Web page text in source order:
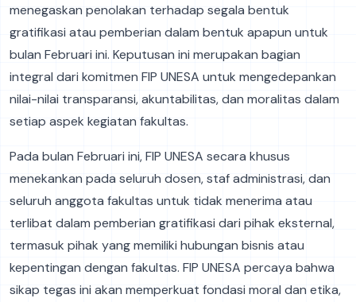
menegaskan penolakan terhadap segala bentuk
gratifikasi atau pemberian dalam bentuk apapun untuk
bulan Februari ini. Keputusan ini merupakan bagian
integral dari komitmen FIP UNESA untuk mengedepankan
nilai-nilai transparansi, akuntabilitas, dan moralitas dalam
setiap aspek kegiatan fakultas.
Pada bulan Februari ini, FIP UNESA secara khusus
menekankan pada seluruh dosen, staf administrasi, dan
seluruh anggota fakultas untuk tidak menerima atau
terlibat dalam pemberian gratifikasi dari pihak eksternal,
termasuk pihak yang memiliki hubungan bisnis atau
kepentingan dengan fakultas. FIP UNESA percaya bahwa
sikap tegas ini akan memperkuat fondasi moral dan etika,